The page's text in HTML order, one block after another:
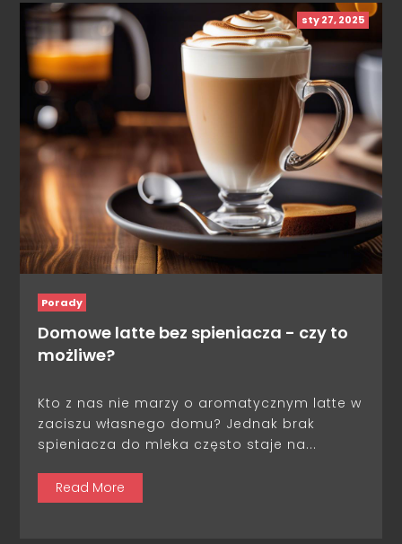
sty 27, 2025
Porady
Domowe latte bez spieniacza - czy to
możliwe?
Kto z nas nie marzy o aromatycznym latte w
zaciszu własnego domu? Jednak brak
spieniacza do mleka często staje na...
Read More